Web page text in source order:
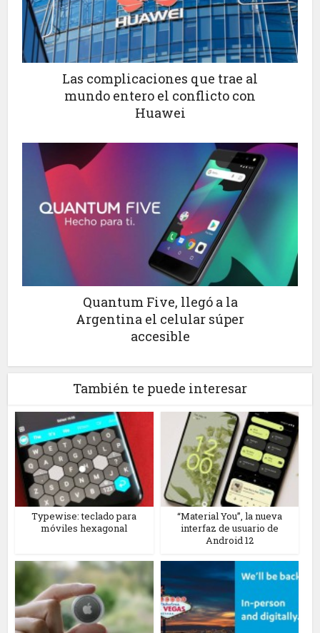
Las complicaciones que trae al
mundo entero el conflicto con
Huawei
Quantum Five, llegó a la
Argentina el celular súper
accesible
También te puede interesar
Typewise: teclado para
móviles hexagonal
“Material You”, la nueva
interfaz de usuario de
Android 12